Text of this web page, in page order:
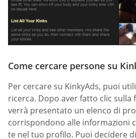
Come cercare persone su
Per cercare su KinkyAds, puoi
ricerca. Dopo aver fatto clic sulla
verrà presentato un elenco di
corrispondono alle informazioni
te nel tuo profilo. Puoi decidere